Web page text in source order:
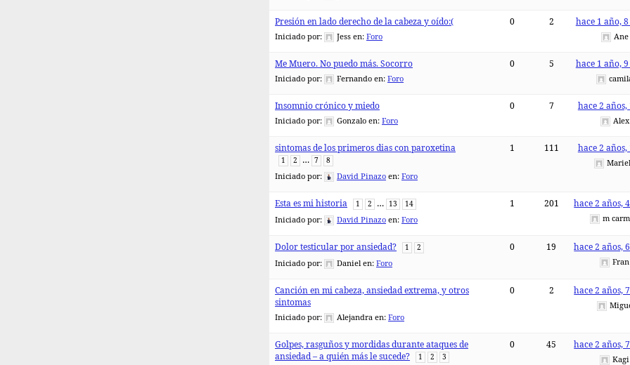
Presión en lado derecho de la cabeza y oído:(
Iniciado por: Jess en: Foro
0 2 hace 1 año, 8
Ane
Me Muero. No puedo más. Socorro
Iniciado por: Fernando en: Foro
0 5 hace 1 año, 9
Insomnio crónico y miedo
Iniciado por: Gonzalo en: Foro
0 7 hace 2 años,
Alex
sintomas de los primeros dias con paroxetina
1 2 … 7 8
Iniciado por: David Pinazo en: Foro
1 111 hace 2 años,
Esta es mi historia 1 2 … 13 14
Iniciado por: David Pinazo en: Foro
1 201 hace 2 años,
m
Dolor testicular por ansiedad? 1 2
Iniciado por: Daniel en: Foro
0 19 hace 2 años,
Fran
Canción en mi cabeza, ansiedad extrema, y otros
sintomas
Iniciado por: Alejandra en: Foro
0 2 hace 2 años,
Golpes, rasguños y mordidas durante ataques de
ansiedad – a quién más le sucede?
1 2 3
0 45 hace 2 años,
Kagi